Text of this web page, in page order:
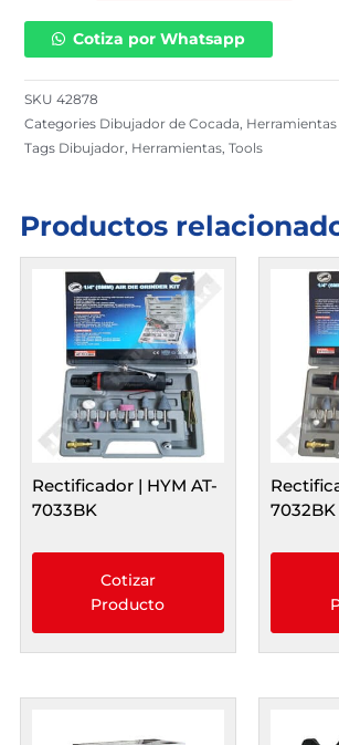
cantidadCotiza por Whatsapp
SKU42878
Categories Dibujador de Cocada, Herramientas
Tags Dibujador, Herramientas,Tools
Productos
Rectificador | HYM AT-
7033BK
Cotizar
Producto
7032BK